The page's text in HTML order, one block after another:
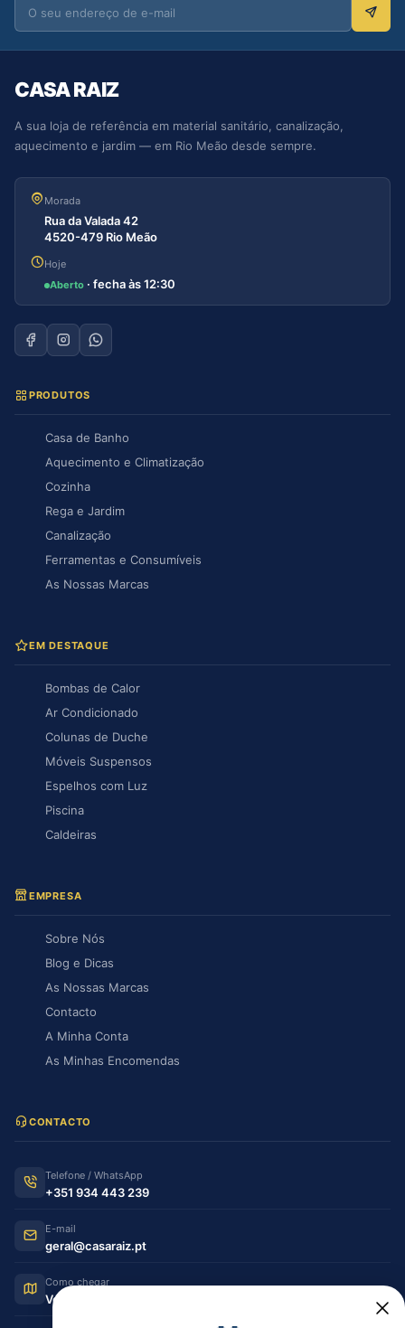
CASA RAIZ
A sua loja de referência em material sanitário, canalização,
aquecimento e jardim — em Rio Meão desde sempre.
Morada
Rua da Valada 42
4520-479 Rio Meão
Hoje
Aberto · fecha às 12:30
PRODUTOS
Casa de Banho
Aquecimento e Climatização
Cozinha
Rega e Jardim
Canalização
Ferramentas e Consumíveis
As Nossas Marcas
EM DESTAQUE
Bombas de Calor
Ar Condicionado
Colunas de Duche
Móveis Suspensos
Espelhos com Luz
Piscina
Caldeiras
EMPRESA
Sobre Nós
Blog e Dicas
As Nossas Marcas
Contacto
A Minha Conta
As Minhas Encomendas
CONTACTO
Telefone / WhatsApp
+351 934 443 239
E-mail
geral@casaraiz.pt
Como chegar
Ver no Google Maps